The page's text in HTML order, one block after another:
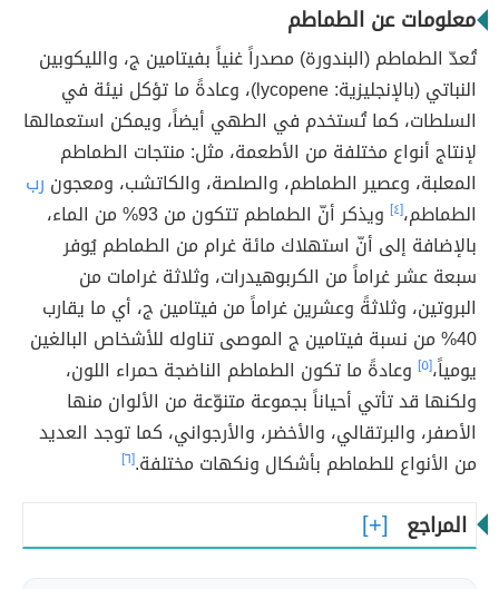
معلومات عن الطماطم
تُعدّ الطماطم (البندورة) مصدراً غنياً بفيتامين ج، والليكوبين
النباتي (بالإنجليزية: lycopene)، وعادةً ما تؤكل نيئة في
السلطات، كما تُستخدم في الطهي أيضاً، ويمكن استعمالها
لإنتاج أنواع مختلفة من الأطعمة، مثل: منتجات الطماطم
المعلبة، وعصير الطماطم، والصلصة، والكاتشب، ومعجون رب
الطماطم،[٤]
ويذكر أنّ الطماطم تتكون من 93% من الماء،
بالإضافة إلى أنّ استهلاك مائة غرام من الطماطم يُوفر
سبعة عشر غراماً من الكربوهيدرات، وثلاثة غرامات من
البروتين، وثلاثةً وعشرين غراماً من فيتامين ج، أي ما يقارب
40% من نسبة فيتامين ج الموصى تناوله للأشخاص البالغين
يومياً،[٥]
وعادةً ما تكون الطماطم الناضجة حمراء اللون،
ولكنها قد تأتي أحياناً بجموعة متنوّعة من الألوان منها
الأصفر، والبرتقالي، والأخضر، والأرجواني، كما توجد العديد
من الأنواع للطماطم بأشكال ونكهات مختلفة.[٦]
المراجع